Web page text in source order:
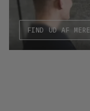
FIND UD AF MERE